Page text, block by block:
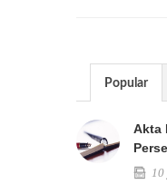
Popular
Akta